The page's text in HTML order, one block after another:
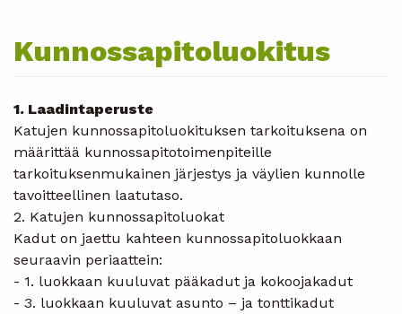
Kunnossapitoluokitus
1. Laadintaperuste
Katujen kunnossapitoluokituksen tarkoituksena on
määrittää kunnossapitotoimenpiteille
tarkoituksenmukainen järjestys ja väylien kunnolle
tavoitteellinen laatutaso.
2. Katujen kunnossapitoluokat
Kadut on jaettu kahteen kunnossapitoluokkaan
seuraavin periaattein:
- 1. luokkaan kuuluvat pääkadut ja kokoojakadut
- 3. luokkaan kuuluvat asunto – ja tonttikadut